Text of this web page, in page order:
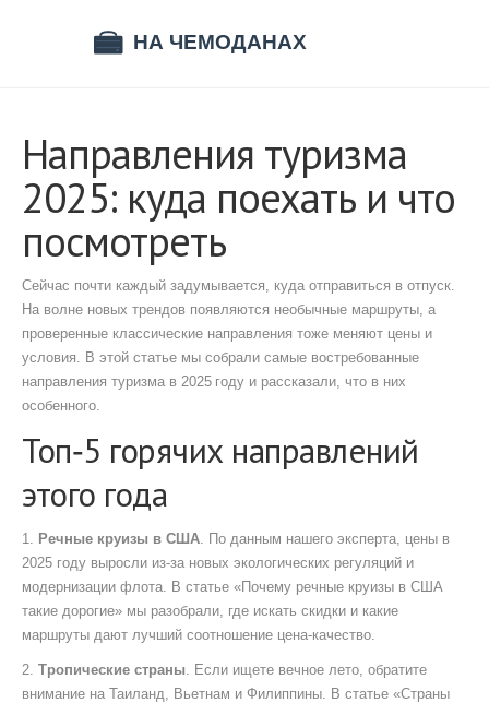
Направления туризма
2025: куда поехать и что
посмотреть
Сейчас почти каждый задумывается, куда отправиться в отпуск.
На волне новых трендов появляются необычные маршруты, а
проверенные классические направления тоже меняют цены и
условия. В этой статье мы собрали самые востребованные
направления туризма в 2025 году и рассказали, что в них
особенного.
Топ‑5 горячих направлений
этого года
1. Речные круизы в США. По данным нашего эксперта, цены в
2025 году выросли из‑за новых экологических регуляций и
модернизации флота. В статье «Почему речные круизы в США
такие дорогие» мы разобрали, где искать скидки и какие
маршруты дают лучший соотношение цена‑качество.
2. Тропические страны. Если ищете вечное лето, обратите
внимание на Таиланд, Вьетнам и Филиппины. В статье «Страны